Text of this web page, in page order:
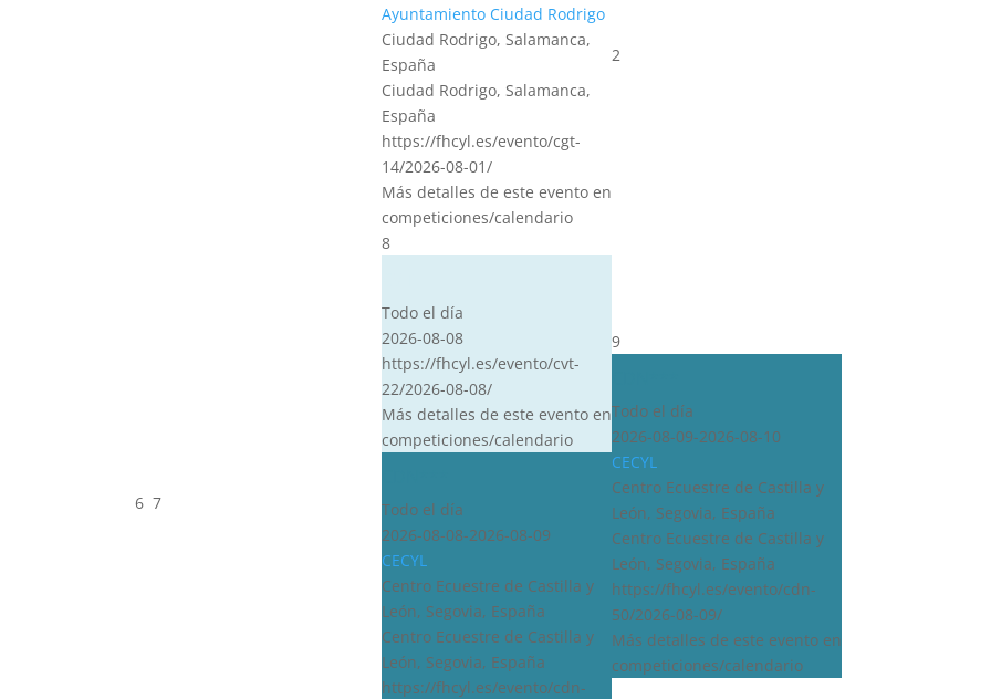
Ayuntamiento Ciudad Rodrigo
Ciudad Rodrigo, Salamanca,
España
Ciudad Rodrigo, Salamanca,
España
https://fhcyl.es/evento/cgt-
14/2026-08-01/
Más detalles de este evento en
competiciones/calendario
2
6 7
8
Todo el día
2026-08-08
https://fhcyl.es/evento/cvt-
22/2026-08-08/
Más detalles de este evento en
competiciones/calendario
Todo el día
2026-08-08-2026-08-09
CECYL
Centro Ecuestre de Castilla y
León, Segovia, España
Centro Ecuestre de Castilla y
León, Segovia, España
https://fhcyl.es/evento/cdn-
9
Todo el día
2026-08-09-2026-08-10
CECYL
Centro Ecuestre de Castilla y
León, Segovia, España
Centro Ecuestre de Castilla y
León, Segovia, España
https://fhcyl.es/evento/cdn-
50/2026-08-09/
Más detalles de este evento en
competiciones/calendario